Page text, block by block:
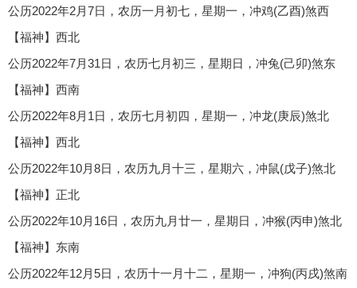
公历2022年2月7日，农历一月初七，星期一，冲鸡(乙酉)煞西
【福神】西北
公历2022年7月31日，农历七月初三，星期日，冲兔(己卯)煞东
【福神】西南
公历2022年8月1日，农历七月初四，星期一，冲龙(庚辰)煞北
【福神】西北
公历2022年10月8日，农历九月十三，星期六，冲鼠(戊子)煞北
【福神】正北
公历2022年10月16日，农历九月廿一，星期日，冲猴(丙申)煞北
【福神】东南
公历2022年12月5日，农历十一月十二，星期一，冲狗(丙戌)煞南